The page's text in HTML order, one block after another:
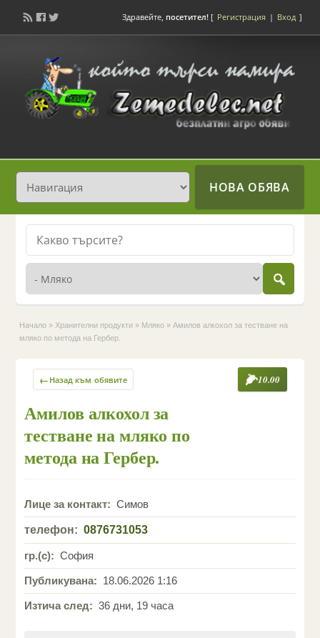
Здравейте, посетител! [ Регистрация | Вход ]
НОВА ОБЯВА
Начало » Хранителни продукти » Мляко » Амилов алкохол за тестване на
мляко по метода на Гербер.
← Назад към обявите 10.00
Амилов алкохол за
тестване на мляко по
метода на Гербер.
Лице за контакт: Симов
телефон: 0876731053
гр.(с): София
Публикувана: 18.06.2026 1:16
Изтича след: 36 дни, 19 часа